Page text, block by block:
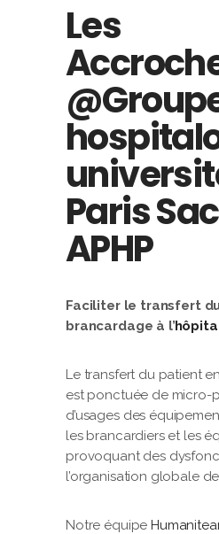
Les
Paris
APHP
Faciliter le transfert
brancardage à l’
Le transfert du patient
est ponctuée de micro-
d’usages des
les brancardiers et les
provoquant des
l’organisation globale
Notre équipe